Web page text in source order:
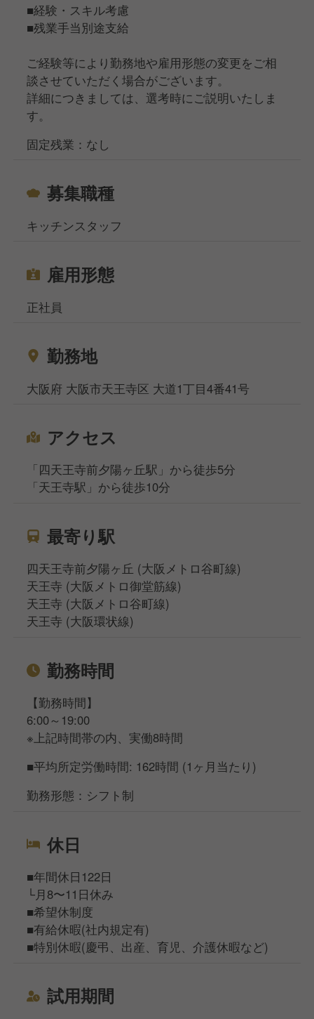
■経験・スキル考慮
■残業手当別途支給
ご経験等により勤務地や雇用形態の変更をご相
談させていただく場合がございます。
詳細につきましては、選考時にご説明いたしま
す。
固定残業：なし
募集職種
キッチンスタッフ
雇用形態
正社員
勤務地
大阪府 大阪市天王寺区 大道1丁目4番41号
アクセス
「四天王寺前夕陽ヶ丘駅」から徒歩5分
「天王寺駅」から徒歩10分
最寄り駅
四天王寺前夕陽ヶ丘 (大阪メトロ谷町線)
天王寺 (大阪メトロ御堂筋線)
天王寺 (大阪メトロ谷町線)
天王寺 (大阪環状線)
勤務時間
【勤務時間】
6:00～19:00
※上記時間帯の内、実働8時間
■平均所定労働時間: 162時間 (1ヶ月当たり)
勤務形態：シフト制
休日
■年間休日122日
└月8〜11日休み
■希望休制度
■有給休暇(社内規定有)
■特別休暇(慶弔、出産、育児、介護休暇など)
試用期間